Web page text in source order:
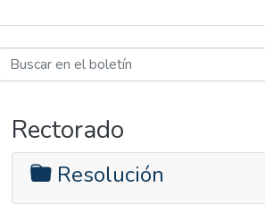
Rectorado
Resolución